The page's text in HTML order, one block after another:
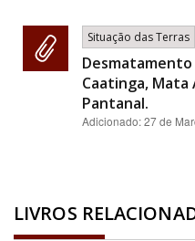
Situação das Terras
Caatinga, Mata
Pantanal.
Adicionado:27 de
LIVROS